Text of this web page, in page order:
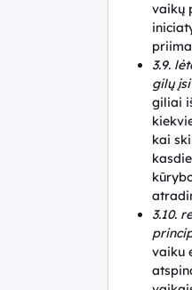
vaikų
3.9.
gilų
giliai
kai
3.10.
vaiku